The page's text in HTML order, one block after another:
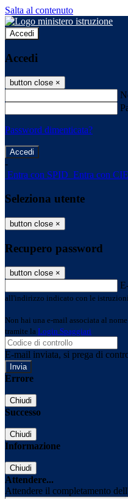
Salta al contenuto
Accedi
Accedi
button close ×
Password dimenticata?
-
Entra con SPID Entra con CIE
Seleziona utente
button close ×
Recupero password
button close ×
all'indirizzo indicato con le istruzioni
Non hai una e-mail associata al
tramite la Login Spaggiari
E-mail inviata, si prega di
Errore
Chiudi
Successo
Chiudi
Informazione
Chiudi
Attendere...
Attendere il completamento